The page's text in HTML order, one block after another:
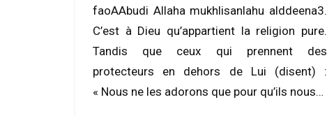
faoAAbudi Allaha mukhlisanlahu alddeena3.
C’est à Dieu qu’appartient la religion pure.
Tandis que ceux qui prennent des
protecteurs en dehors de Lui (disent) :
« Nous ne les adorons que pour qu’ils nous…